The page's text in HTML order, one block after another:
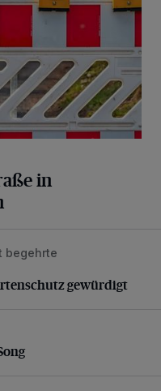
in
gewürdigt
begehrte
gewürdigt